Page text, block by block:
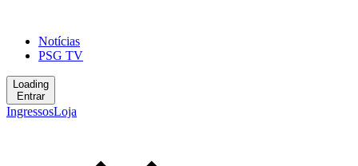
Notícias
PSG TV
Loading
Entrar
IngressosLoja